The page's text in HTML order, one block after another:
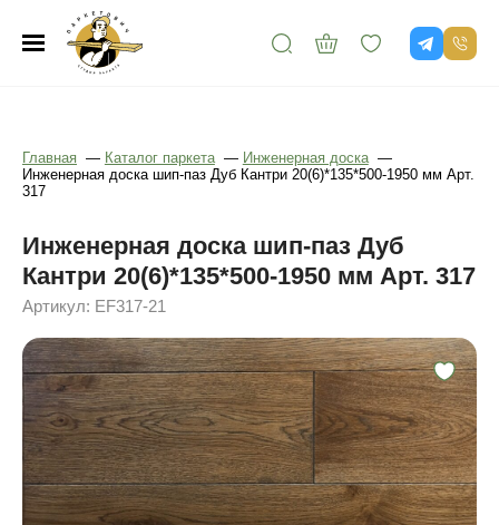
Главная — Каталог паркета — Инженерная доска —
Инженерная доска шип-паз Дуб Кантри 20(6)*135*500-1950 мм Арт.
317
Инженерная доска шип-паз Дуб
Кантри 20(6)*135*500-1950 мм Арт. 317
Артикул: EF317-21